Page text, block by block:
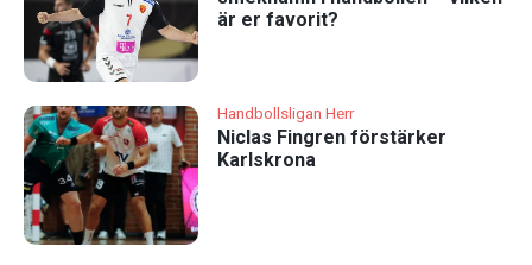
är er favorit?
Handbollsligan Herr
Niclas Fingren förstärker
Karlskrona